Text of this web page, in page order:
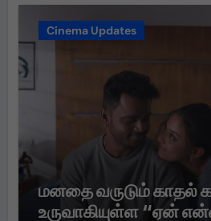
Cinema Updates
மனதை வருடும் காதல்
உருவாகியுள்ள “ஏன்